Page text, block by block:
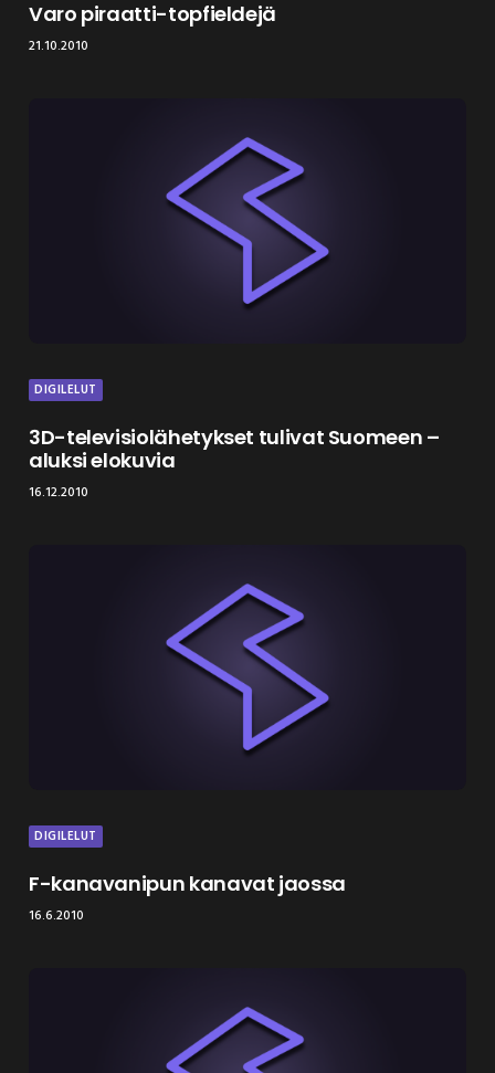
Varo piraatti-topfieldejä
21.10.2010
DIGILELUT
3D-televisiolähetykset tulivat Suomeen –
aluksi elokuvia
16.12.2010
DIGILELUT
F-kanavanipun kanavat jaossa
16.6.2010